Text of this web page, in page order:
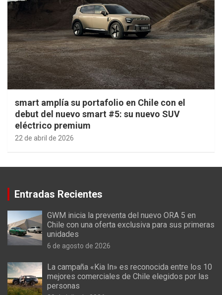
smart amplía su portafolio en Chile con el
debut del nuevo smart #5: su nuevo SUV
eléctrico premium
22 de abril de 2026
Entradas Recientes
GWM inicia la preventa del nuevo ORA 5 en
Chile con una oferta exclusiva para sus primeras
unidades
6 de agosto de 2026
La campaña «Kia In» es reconocida entre los 10
mejores comerciales de Chile elegidos por las
personas